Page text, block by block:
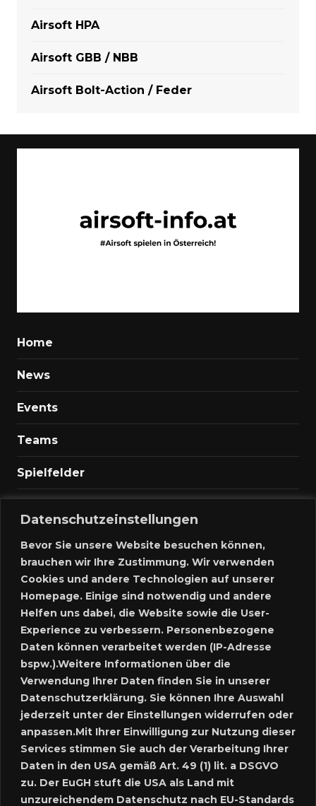
Datenschutzeinstellungen
Bevor Sie unsere Website besuchen können,
brauchen wir Ihre Zustimmung. Wir verwenden
Cookies und andere Technologien auf unserer
Homepage. Einige sind notwendig und andere
Helfen uns dabei, die Website sowie die User-
Experience zu verbessern. Personenbezogene
Daten können verarbeitet werden (IP-Adresse
bspw.).Weitere Informationen über die
Verwendung Ihrer Daten finden Sie in unserer
Datenschutzerklärung. Sie können Ihre Auswahl
jederzeit unter der Einstellungen widerrufen oder
anpassen.Mit Ihrer Einwilligung zur Nutzung dieser
Services stimmen Sie auch der Verarbeitung Ihrer
Daten in den USA gemäß Art. 49 (1) lit. a DSGVO
zu. Der EuGH stuft die USA als Land mit
unzureichendem Datenschutz nach EU-Standards
Airsoft HPA
Airsoft GBB / NBB
Airsoft Bolt-Action / Feder
Home
News
Events
Teams
Spielfelder
Kontakt
Anmelden
Meine Inserate
Neues Inserat schalten
Marktplatz – Registrierung
SUCHE
SPRACHE: